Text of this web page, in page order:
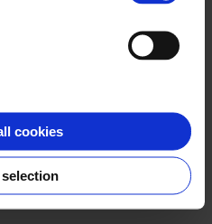
cookies